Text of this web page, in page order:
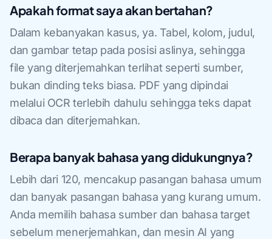
Apakah format saya akan bertahan?
Dalam kebanyakan kasus, ya. Tabel, kolom, judul,
dan gambar tetap pada posisi aslinya, sehingga
file yang diterjemahkan terlihat seperti sumber,
bukan dinding teks biasa. PDF yang dipindai
melalui OCR terlebih dahulu sehingga teks dapat
dibaca dan diterjemahkan.
Berapa banyak bahasa yang didukungnya?
Lebih dari 120, mencakup pasangan bahasa umum
dan banyak pasangan bahasa yang kurang umum.
Anda memilih bahasa sumber dan bahasa target
sebelum menerjemahkan, dan mesin AI yang